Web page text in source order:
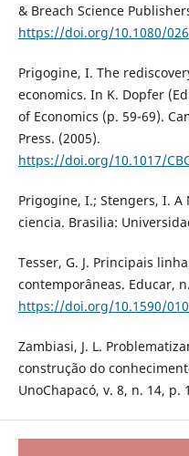
& Breach Science
https://doi.org/10.1080/
Prigogine, I. The
economics. In K. Dopfer
of Economics (p. 59-69).
Press. (2005).
https://doi.org/10.1017/
Prigogine, I.; Stengers, I. A
ciencia. Brasilia:
Tesser, G. J. Principais
contemporâneas. Educar,
https://doi.org/10.1590/
Zambiasi, J. L.
construção do
UnoChapacó, v. 8, n. 14, p.